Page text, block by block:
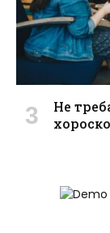
Не